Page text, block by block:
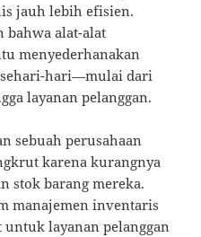
jauh lebih efisien.
bahwa alat-alat
menyederhanakan
sehari-hari—mulai dari
layanan pelanggan.
sebuah perusahaan
karena kurangnya
stok barang mereka.
manajemen inventaris
untuk layanan pelanggan